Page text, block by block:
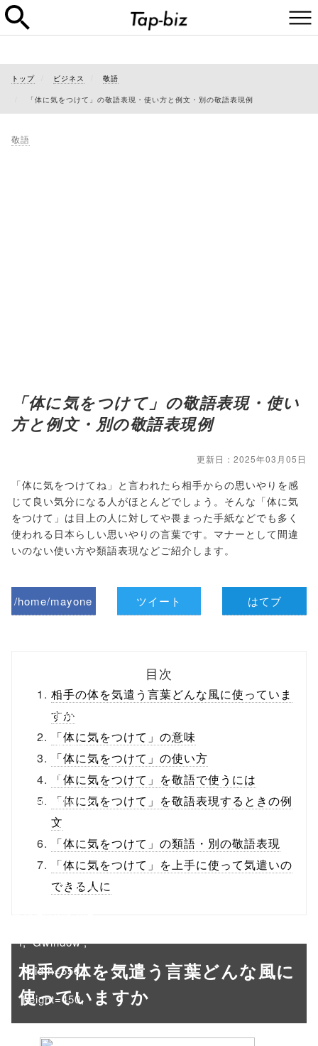
トップ ビジネス 敬語
「体に気をつけて」の敬語表現・使い方と例文・別の敬語表現例
敬語
「体に気をつけて」の敬語表現・使い
方と例文・別の敬語表現例
更新日：2025年03月05日
「体に気をつけてね」と言われたら相手からの思いやりを感
じて良い気分になる人がほとんどでしょう。そんな「体に気
をつけて」は目上の人に対してや畏まった手紙などでも多く
使われる日本らしい思いやりの言葉です。マナーとして間違
いのない使い方や類語表現などご紹介します。
/home/mayone
ml/wp-
content/themes
/tapbiz_theme/
parts/sns-
buttons.php on
line10
/1040425"
onclick="windo
f, 'Gwindow',
'width=550,
height=450,
menubar=no,
ツイート はてブ
目次
相手の体を気遣う言葉どんな風に使っていま
すか
「体に気をつけて」の意味
「体に気をつけて」の使い方
「体に気をつけて」を敬語で使うには
「体に気をつけて」を敬語表現するときの例
文
「体に気をつけて」の類語・別の敬語表現
「体に気をつけて」を上手に使って気遣いの
できる人に
相手の体を気遣う言葉どんな風に
使っていますか